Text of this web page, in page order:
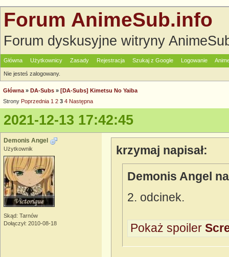
Forum AnimeSub.info
Forum dyskusyjne witryny
Główna Użytkownicy Zasady Rejestracja Szukaj z Google Logowanie
Nie jesteś zalogowany.
Główna » DA-Subs » [DA-Subs] Kimetsu No Yaiba
Strony Poprzednia 1 2 3 4 Następna
2021-12-13 17:42:45
Demonis Angel
Użytkownik
Skąd: Tarnów
Dołączył: 2010-08-18
krzymaj napisał:
Demonis Angel
2. odcinek.
Pokaż spoiler